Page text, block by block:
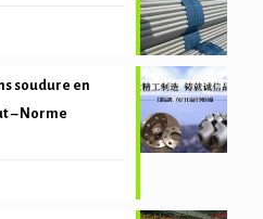
soudure en
– Norme